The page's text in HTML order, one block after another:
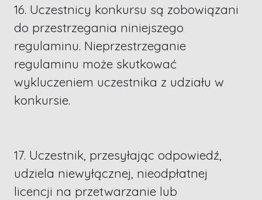
16. Uczestnicy konkursu są zobowiązani
do przestrzegania niniejszego
regulaminu. Nieprzestrzeganie
regulaminu może skutkować
wykluczeniem uczestnika z udziału w
konkursie.
17. Uczestnik, przesyłając odpowiedź,
udziela niewyłącznej, nieodpłatnej
licencji na przetwarzanie lub